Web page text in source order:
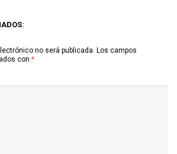
no será publicada. Los campos
con *